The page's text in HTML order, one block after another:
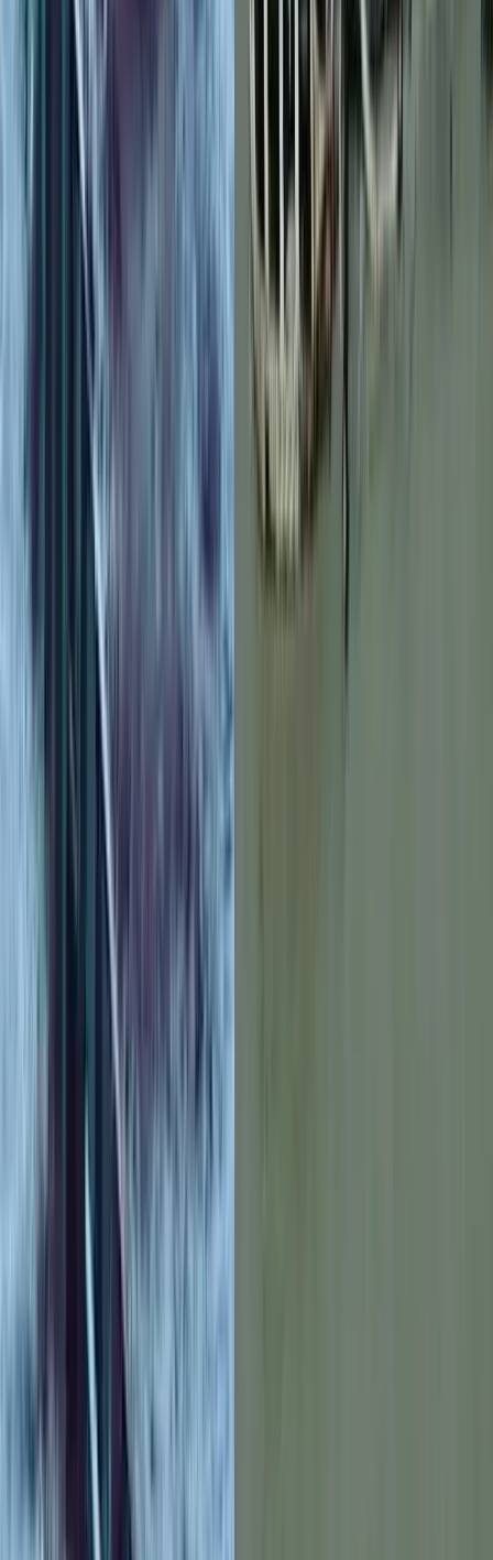
বরিশালসহ রাত ১টার মধ্যে ৬
জেলায় ঝড়ের আভাস, নদীবন্দরে ১
নম্বর সতর্কসংকেত
০৭ আগস্ট, ২০২৬ ১৯:৫০
স্ট্রাসবুর্গ: ঐতিহ্যের শহর ও
সাংবাদিকতার জন্মভূমি